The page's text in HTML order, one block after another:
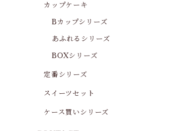
カップケーキ
Bカップシリーズ
あふれるシリーズ
BOXシリーズ
定番シリーズ
スイーツセット
ケース買いシリーズ